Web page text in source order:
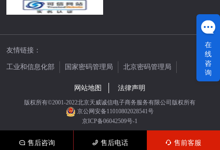
友情链接：
工业和信息化部 国家密码管理局
北京密码管理局
网站地图
法律声明
版权所有©2001-2022北京天威诚信电子商务服务有限公司版权所有
京公网安备11010802028541号
京ICP备06042509号-1
售后咨询 售后电话 售前客服
在
线
咨
询